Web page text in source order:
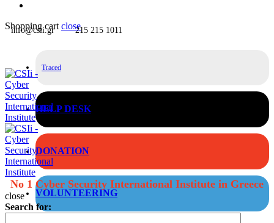
Shopping cart close
info@csii.gr 215 215 1011
Traced
HELP DESK
DONATION
VOLUNTEERING
No 1 Cyber Security International Institute in Greece
close
Search for: